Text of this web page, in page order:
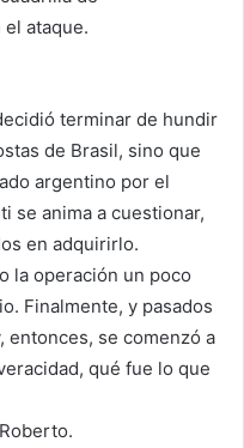
ataque.
terminar de hundir
de Brasil, sino que
argentino por el
se anima a cuestionar,
en adquirirlo.
la operación un poco
Finalmente, y pasados
entonces, se comenzó a
qué fue lo que